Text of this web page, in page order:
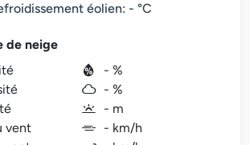
éolien: - °C
de neige
- %
- %
- m
vent
- km/h